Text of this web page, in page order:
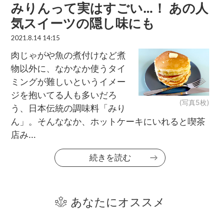
みりんって実はすごい…！ あの人
気スイーツの隠し味にも
2021.8.14 14:15
(写真5枚)
肉じゃがや魚の煮付けなど煮
物以外に、なかなか使うタイ
ミングが難しいというイメー
ジを抱いてる人も多いだろ
う、日本伝統の調味料「みり
ん」。そんななか、ホットケーキにいれると喫茶
店み...
続きを読む
あなたにオススメ